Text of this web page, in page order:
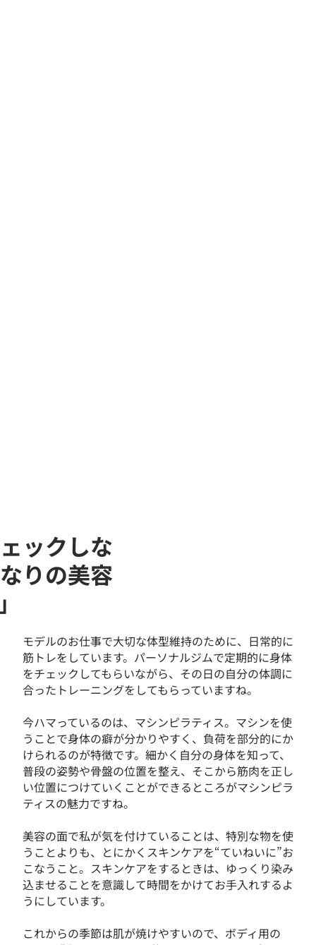
ックしな
りの美容
モデルのお仕事で大切な体型維持のために、日常的に
筋トレをしています。パーソナルジムで定期的に身体
をチェックしてもらいながら、その日の自分の体調に
合ったトレーニングをしてもらっていますね。
今ハマっているのは、マシンピラティス。マシンを使
うことで身体の癖が分かりやすく、負荷を部分的にか
けられるのが特徴です。細かく自分の身体を知って、
普段の姿勢や骨盤の位置を整え、そこから筋肉を正し
い位置につけていくことができるところがマシンピラ
ティスの魅力ですね。
美容の面で私が気を付けていることは、特別な物を使
うことよりも、とにかくスキンケアを“ていねいに”お
こなうこと。スキンケアをするときは、ゆっくり染み
込ませることを意識して時間をかけてお手入れするよ
うにしています。
これからの季節は肌が焼けやすいので、ボディ用の